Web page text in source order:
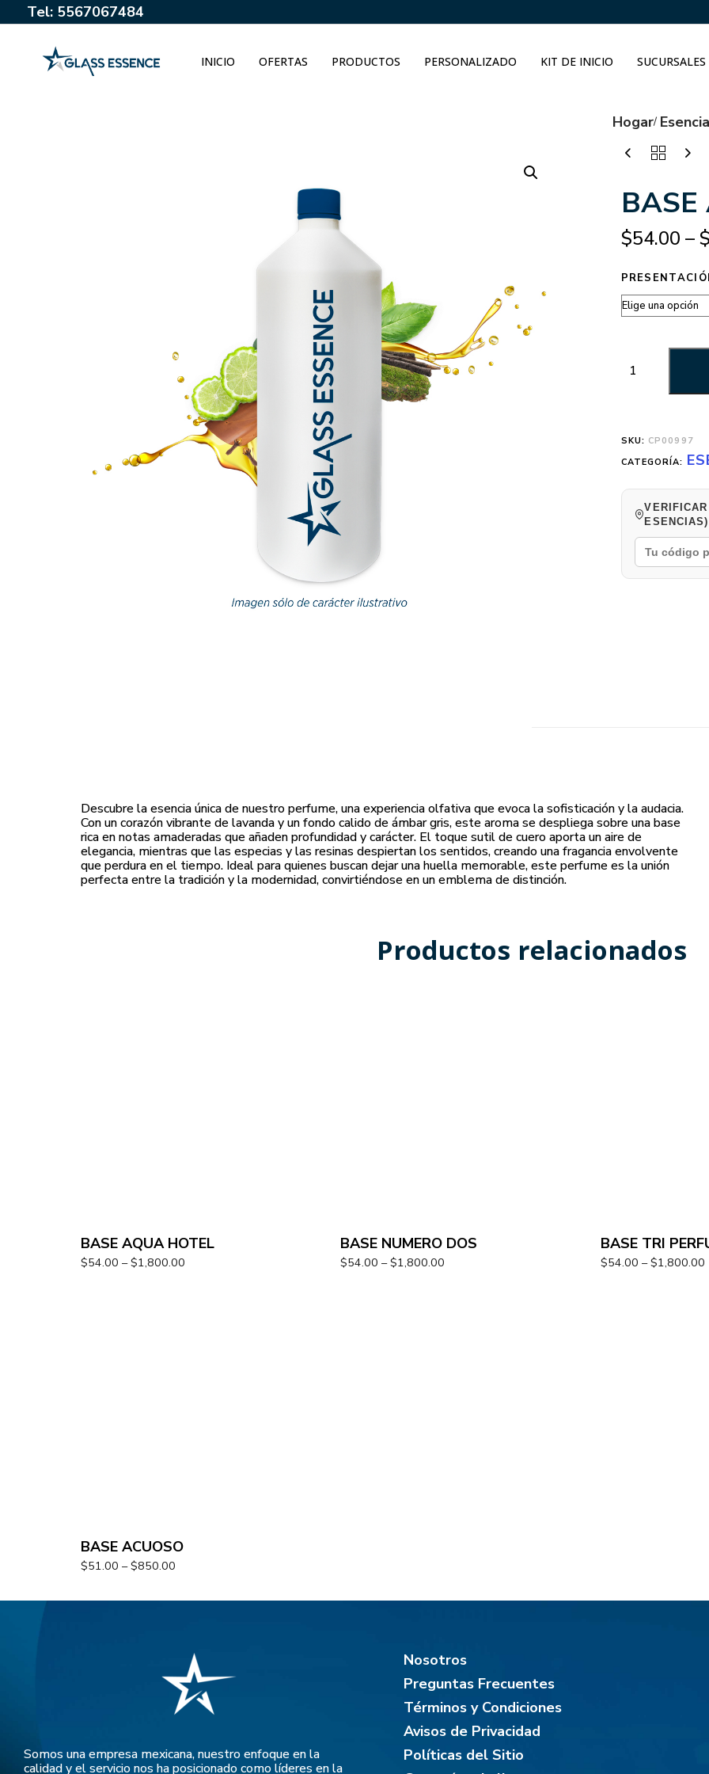
Tel: 5567067484
INICIO OFERTAS PRODUCTOS PERSONALIZADO KIT DE INICIO SUCURSALES
Hogar
$54.00 –
SKU: CP00997
CATEGORÍA:
ESENCIAS)
Descubre la esencia única de nuestro perfume, una experiencia olfativa que evoca la sofisticación y la audacia.
Con un corazón vibrante de lavanda y un fondo calido de ámbar gris, este aroma se despliega sobre una base
rica en notas amaderadas que añaden profundidad y carácter. El toque sutil de cuero aporta un aire de
elegancia, mientras que las especias y las resinas despiertan los sentidos, creando una fragancia envolvente
que perdura en el tiempo. Ideal para quienes buscan dejar una huella memorable, este perfume es la unión
perfecta entre la tradición y la modernidad, convirtiéndose en un emblema de distinción.
Productos relacionados
BASE AQUA HOTEL
$54.00 – $1,800.00
BASE NUMERO DOS
$54.00 – $1,800.00
BASE TRI
$54.00 – $1,800.00
BASE ACUOSO
$51.00 – $850.00
Somos una empresa mexicana, nuestro enfoque en la
calidad y el servicio nos ha posicionado como líderes en la
Nosotros
Preguntas Frecuentes
Términos y Condiciones
Avisos de Privacidad
Políticas del Sitio